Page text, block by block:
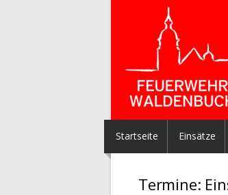
Startseite Einsätze
Termine: